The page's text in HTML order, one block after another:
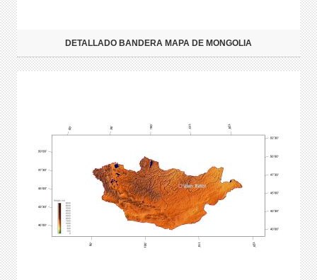
DETALLADO BANDERA MAPA DE MONGOLIA